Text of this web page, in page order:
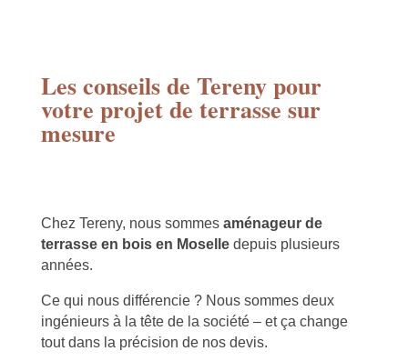
Les conseils de Tereny pour
votre projet de terrasse sur
mesure
Chez Tereny, nous sommes aménageur de
terrasse en bois en Moselledepuis plusieurs
années.
Ce qui nous différencie ? Nous sommes deux
ingénieurs à la tête de la société – et ça change
tout dans la précision de nos devis.